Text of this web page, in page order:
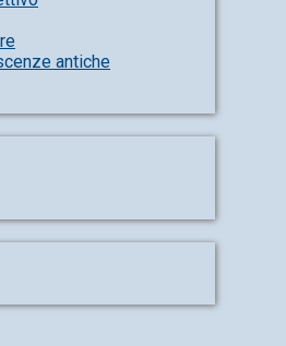
antiche